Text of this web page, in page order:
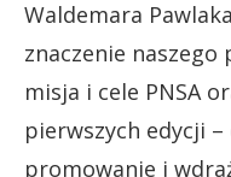
Waldemara
znaczenie naszego
misja i cele PNSA
pierwszych edycji
promowanie i